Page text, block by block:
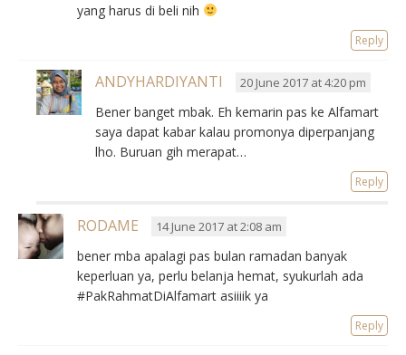
yang harus di beli nih
Reply
ANDYHARDIYANTI 20 June 2017 at 4:20 pm
Bener banget mbak. Eh kemarin pas ke Alfamart
saya dapat kabar kalau promonya diperpanjang
lho. Buruan gih merapat…
Reply
RODAME 14 June 2017 at 2:08 am
bener mba apalagi pas bulan ramadan banyak
keperluan ya, perlu belanja hemat, syukurlah ada
#PakRahmatDiAlfamart asiiiik ya
Reply